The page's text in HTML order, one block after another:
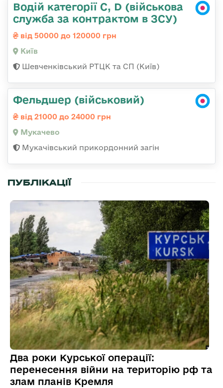
Водій категорії C, D (військова
служба за контрактом в ЗСУ)
від 50000 до 120000 грн
Київ
Шевченківський РТЦК та СП (Київ)
Фельдшер (військовий)
від 21000 до 24000 грн
Мукачево
Мукачівський прикордонний загін
ПУБЛІКАЦІЇ
Два роки Курської операції:
перенесення війни на територію рф та
злам планів Кремля